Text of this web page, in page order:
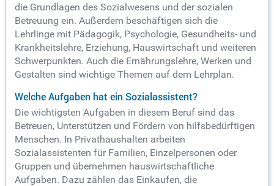
die Grundlagen des Sozialwesens und der sozialen
Betreuung ein. Außerdem beschäftigen sich die
Lehrlinge mit Pädagogik, Psychologie, Gesundheits- und
Krankheitslehre, Erziehung, Hauswirtschaft und weiteren
Schwerpunkten. Auch die Ernährungslehre, Werken und
Gestalten sind wichtige Themen auf dem Lehrplan.
Welche Aufgaben hat ein Sozialassistent?
Die wichtigsten Aufgaben in diesem Beruf sind das
Betreuen, Unterstützen und Fördern von hilfsbedürftigen
Menschen. In Privathaushalten arbeiten
Sozialassistenten für Familien, Einzelpersonen oder
Gruppen und übernehmen hauswirtschaftliche
Aufgaben. Dazu zählen das Einkaufen, die